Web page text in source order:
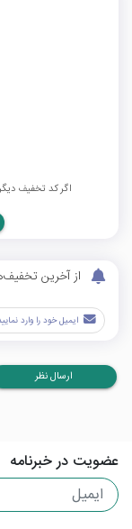
اگر کد تخفیف
از آخرین
ارسال نظر
عضویت در خبرنامه